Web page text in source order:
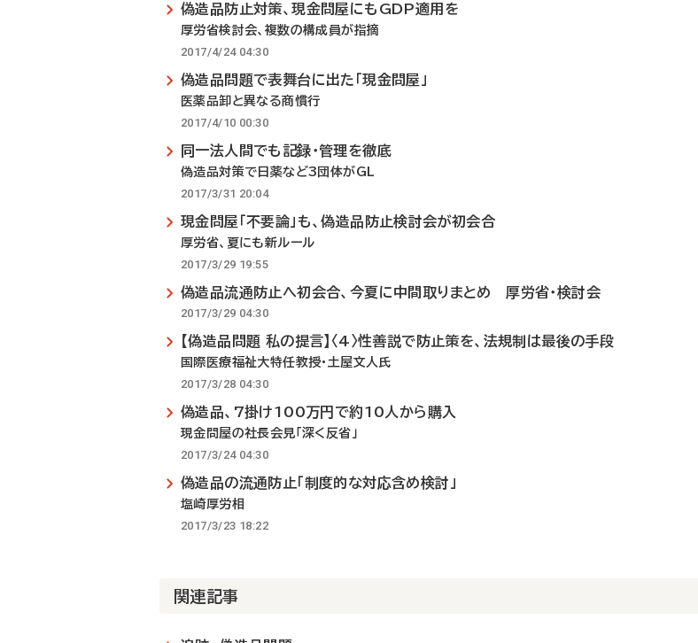
偽造品防止対策、現金問屋にもGDP適用を
厚労省検討会、複数の構成員が指摘
2017/4/24 04:30
偽造品問題で表舞台に出た「現金問屋」
医薬品卸と異なる商慣行
2017/4/10 00:30
同一法人間でも記録・管理を徹底
偽造品対策で日薬など3団体がGL
2017/3/31 20:04
現金問屋「不要論」も、偽造品防止検討会が初会合
厚労省、夏にも新ルール
2017/3/29 19:55
偽造品流通防止へ初会合、今夏に中間取りまとめ 厚労省・検討会
2017/3/29 04:30
【偽造品問題 私の提言】〈4〉性善説で防止策を、法規制は最後の手段
国際医療福祉大特任教授・土屋文人氏
2017/3/28 04:30
偽造品、7掛け100万円で約10人から購入
現金問屋の社長会見「深く反省」
2017/3/24 04:30
偽造品の流通防止「制度的な対応含め検討」
塩崎厚労相
2017/3/23 18:22
関連記事